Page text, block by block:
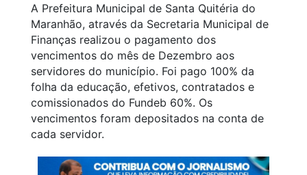
A Prefeitura Municipal de Santa Quitéria do
Maranhão, através da Secretaria Municipal de
Finanças realizou o pagamento dos
vencimentos do mês de Dezembro aos
servidores do município. Foi pago 100% da
folha da educação, efetivos, contratados e
comissionados do Fundeb 60%. Os
vencimentos foram depositados na conta de
cada servidor.